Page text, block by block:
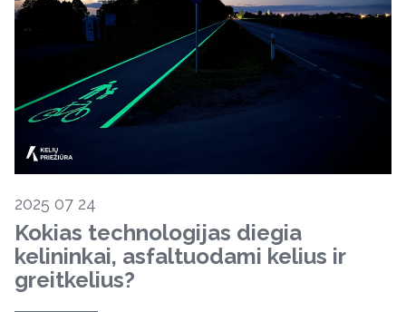
2025 07 24
Kokias technologijas diegia
kelininkai, asfaltuodami kelius ir
greitkelius?